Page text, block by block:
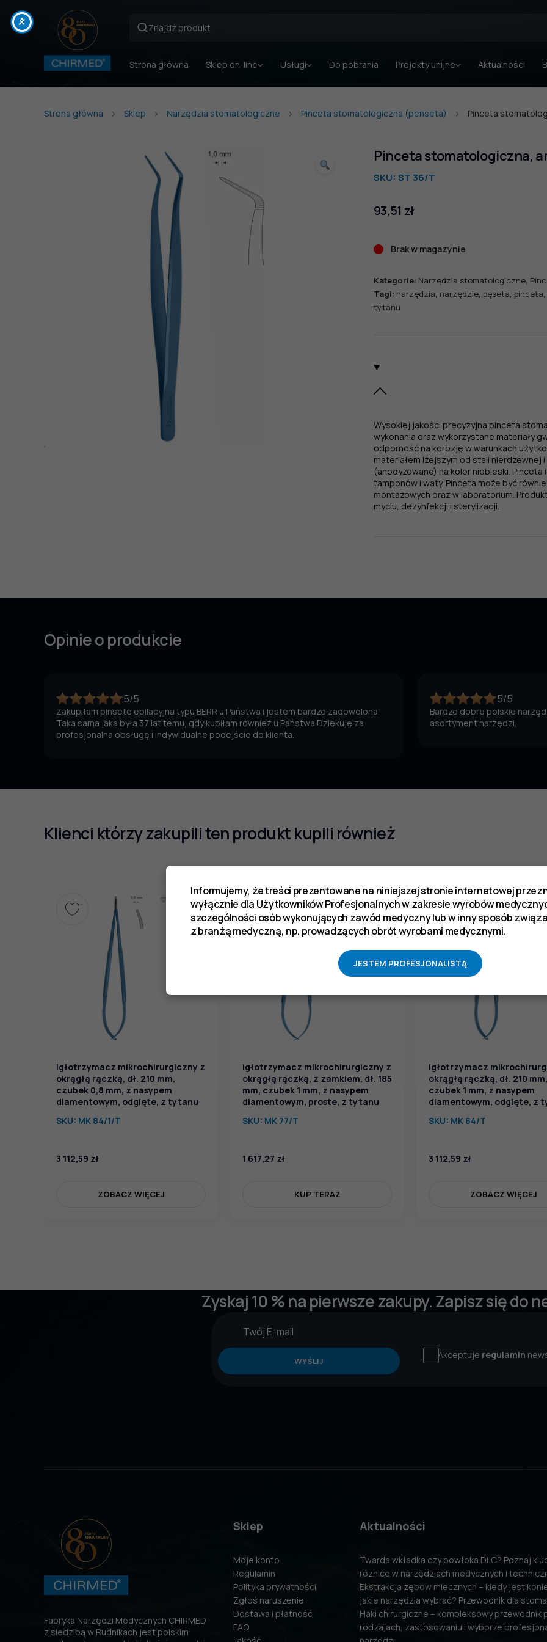
Strona główna Sklep on-line Usługi Do pobrania Projekty unijne Aktualności
Strona główna Sklep Narzędzia stomatologiczne Pinceta stomatologiczna (penseta) Pinceta
Pinceta stomatologiczna,
SKU: ST 36/T
93,51 zł
Brak w magazynie
Kategorie: Narzędzia stomatologiczne,
Tagi: narzędzia, narzędzie, pęseta, pinceta,
tytanu
Wysokiej jakości precyzyjna pinceta
wykonania oraz wykorzystane materiały
odporność na korozję w warunkach
materiałem lżejszym od stali
(anodyzowane) na kolor niebieski. Pinceta
tamponów i waty. Pinceta może być
montażowych oraz w laboratorium.
myciu, dezynfekcji i sterylizacji.
Opinie o produkcie
5/5
Zakupiłam pinsete epilacyjna typu BERR u Państwa i jestem bardzo zadowolona.
Taka sama jaka była 37 lat temu, gdy kupiłam również u Państwa Dziękuję za
profesjonalna obsługę i indywidualne podejście do klienta.
5/5
Bardzo dobre polskie
asortyment narzędzi.
Klienci którzy zakupili ten produkt kupili również
Igłotrzymacz mikrochirurgiczny z
okrągłą rączką, dł. 210 mm,
czubek 0,8 mm, z nasypem
diamentowym, odgięte, z tytanu
SKU: MK 84/1/T
3 112,59 zł
ZOBACZ WIĘCEJ
Igłotrzymacz mikrochirurgiczny z
okrągłą rączką, z zamkiem, dł. 185
mm, czubek 1 mm, z nasypem
diamentowym, proste, z tytanu
SKU: MK 77/T
1 617,27 zł
KUP TERAZ
Igłotrzymacz
okrągłą rączką, dł. 210 mm,
czubek 1 mm, z nasypem
diamentowym, odgięte, z
SKU: MK 84/T
3 112,59 zł
ZOBACZ WIĘCEJ
Zyskaj 10 % na pierwsze zakupy. Zapisz się do
WYŚLIJ
Akceptuje regulamin
Fabryka Narzędzi Medycznych CHIRMED
z siedzibą w Rudnikach jest polskim
Sklep
Moje konto
Regulamin
Polityka prywatności
Zgłoś naruszenie
Dostawa i płatność
FAQ
Aktualności
Twarda wkładka czy powłoka DLC? Poznaj
różnice w narzędziach medycznych i
Ekstrakcja zębów mlecznych – kiedy jest
jakie narzędzia wybrać? Przewodnik dla
Haki chirurgiczne – kompleksowy przewodnik
rodzajach, zastosowaniu i wyborze
Informujemy, że treści prezentowane na niniejszej stronie internetowej
wyłącznie dla Użytkowników Profesjonalnych w zakresie wyrobów
szczególności osób wykonujących zawód medyczny lub w inny sposób
z branżą medyczną, np. prowadzących obrót wyrobami medycznymi.
JESTEM PROFESJONALISTĄ